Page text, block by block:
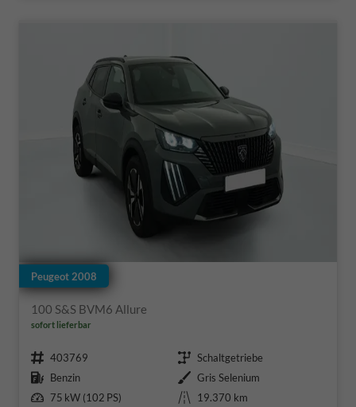
Peugeot 2008
100 S&S BVM6 Allure
sofort lieferbar
Fahrzeugnr. 403769 Getriebe Schaltgetriebe
Kraftstoff Benzin Außenfarbe Gris Selenium
Leistung 75 kW (102 PS) Kilometerstand 19.370 km